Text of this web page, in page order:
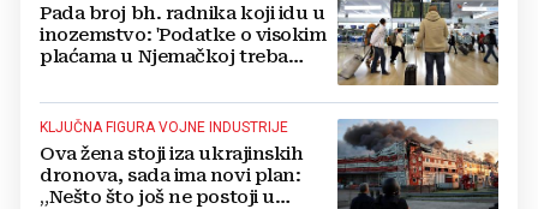
Pada broj bh. radnika koji idu u
inozemstvo: 'Podatke o visokim
plaćama u Njemačkoj treba
KLJUČNA FIGURA VOJNE INDUSTRIJE
Ova žena stoji iza ukrajinskih
dronova, sada ima novi plan:
„Nešto što još ne postoji u